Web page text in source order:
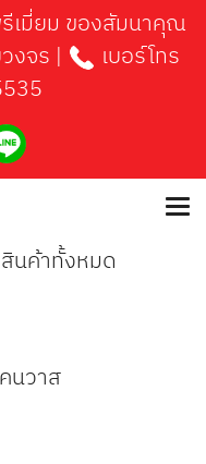
เมี่ยม ของสัมนาคุณ
งจร |
เบอร์โทร
สินค้าทั้งหมด
นวาส